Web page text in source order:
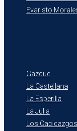
Evaristo
Gazcue
La Castellana
La Esperilla
La Julia
Los Cacicazgos